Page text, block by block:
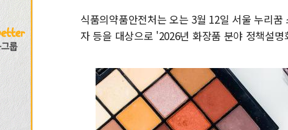
식품의약품안전처는 오는 3월 12일 서울 누리
자 등을 대상으로 '2026년 화장품 분야 정책설